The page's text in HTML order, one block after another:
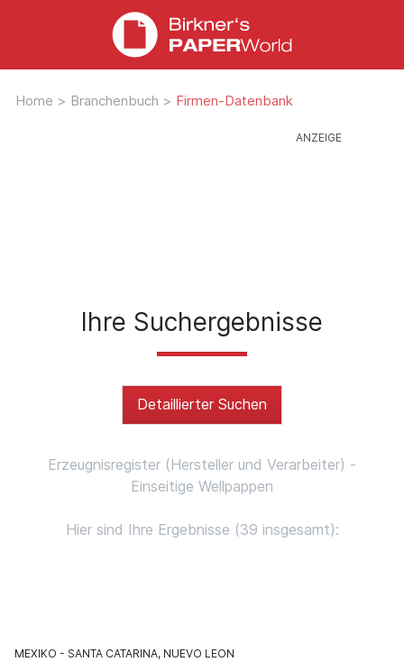
Home > Branchenbuch > Firmen-Datenbank
Ihre Suchergebnisse
Detaillierter Suchen
Erzeugnisregister (Hersteller und Verarbeiter) -
Einseitige Wellpappen
Hier sind Ihre Ergebnisse (39 insgesamt):
MEXIKO SANTA CATARINA, NUEVO LEON